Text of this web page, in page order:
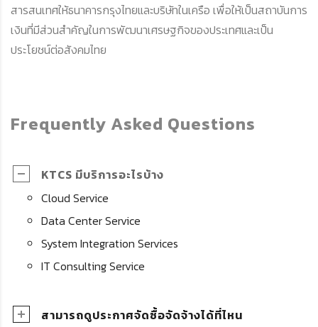
สารสนเทศให้ธนาคารกรุงไทยและบริษัทในเครือ เพื่อให้เป็นสถาบันการ
เงินที่มีส่วนสำคัญในการพัฒนาเศรษฐกิจของประเทศและเป็น
ประโยชน์ต่อสังคมไทย
Frequently Asked Questions
KTCS มีบริการอะไรบ้าง
Cloud Service
Data Center Service
System Integration Services
IT Consulting Service
สามารถดูประกาศจัดซื้อจัดจ้างได้ที่ไหน